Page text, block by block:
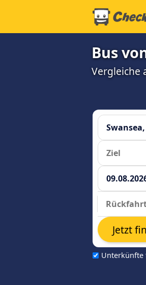
Bus
Vergleiche
Unterkünfte
Jetzt